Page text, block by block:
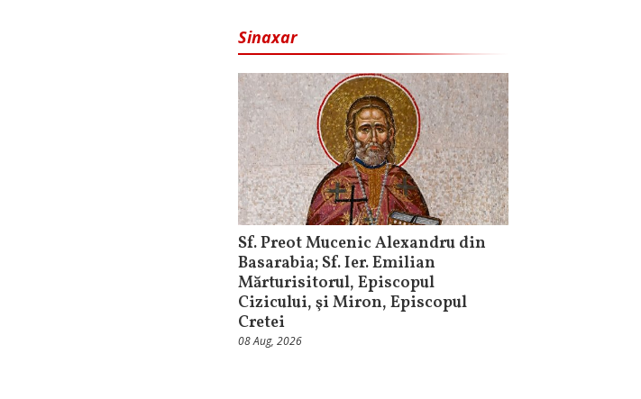
Sinaxar
Sf. Preot Mucenic Alexandru din
Basarabia; Sf. Ier. Emilian
Mărturisitorul, Episcopul
Cizicului, şi Miron, Episcopul
Cretei
08 Aug, 2026